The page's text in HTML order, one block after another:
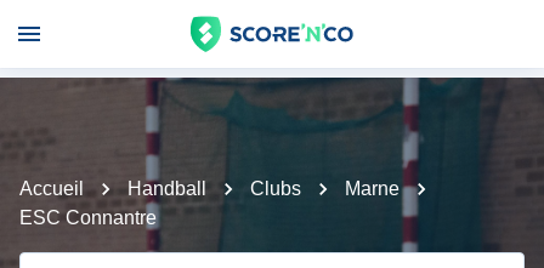
Accueil Handball Clubs
Marne
ESC Connantre